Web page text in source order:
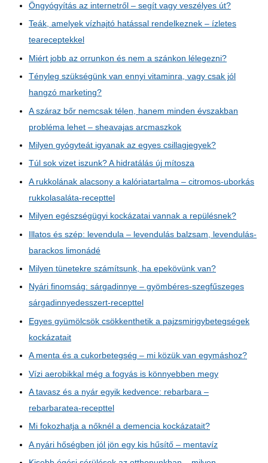
Öngyógyítás az internetről – segít vagy veszélyes út?
Teák, amelyek vízhajtó hatással rendelkeznek – ízletes
teareceptekkel
Miért jobb az orrunkon és nem a szánkon lélegezni?
Tényleg szükségünk van ennyi vitaminra, vagy csak jól
hangzó marketing?
A száraz bőr nemcsak télen, hanem minden évszakban
probléma lehet – sheavajas arcmaszkok
Milyen gyógyteát igyanak az egyes csillagjegyek?
Túl sok vizet iszunk? A hidratálás új mítosza
A rukkolának alacsony a kalóriatartalma – citromos-uborkás
rukkolasaláta-recepttel
Milyen egészségügyi kockázatai vannak a repülésnek?
Illatos és szép: levendula – levendulás balzsam, levendulás-
barackos limonádé
Milyen tünetekre számítsunk, ha epekövünk van?
Nyári finomság: sárgadinnye – gyömbéres-szegfűszeges
sárgadinnyedesszert-recepttel
Egyes gyümölcsök csökkenthetik a pajzsmirigybetegségek
kockázatait
A menta és a cukorbetegség – mi közük van egymáshoz?
Vízi aerobikkal még a fogyás is könnyebben megy
A tavasz és a nyár egyik kedvence: rebarbara –
rebarbaratea-recepttel
Mi fokozhatja a nőknél a demencia kockázatait?
A nyári hőségben jól jön egy kis hűsítő – mentavíz